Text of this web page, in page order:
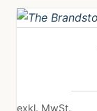
exkl. MwSt.